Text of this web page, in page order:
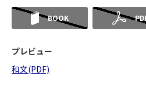
BOOK
プレビュー
和文(PDF)